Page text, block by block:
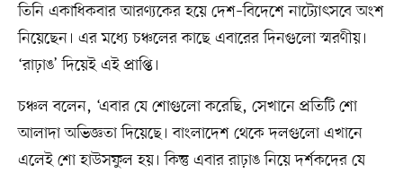
তিনি একাধিকবার আরণ্যকের হয়ে দেশ–বিদেশে নাট্যোৎসবে অংশ
নিয়েছেন। এর মধ্যে চঞ্চলের কাছে এবারের দিনগুলো স্মরণীয়।
‘রাঢ়াঙ’ দিয়েই এই প্রাপ্তি।
চঞ্চল বলেন, ‘এবার যে শোগুলো করেছি, সেখানে প্রতিটি শো
আলাদা অভিজ্ঞতা দিয়েছে। বাংলাদেশ থেকে দলগুলো এখানে
এলেই শো হাউসফুল হয়। কিন্তু এবার রাঢ়াঙ নিয়ে দর্শকদের যে